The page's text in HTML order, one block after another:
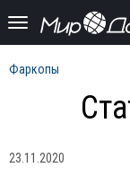
Фаркопы
23.11.2020